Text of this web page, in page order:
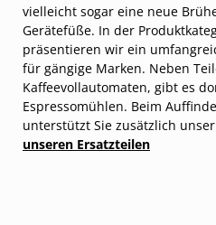
vielleicht sogar eine neue
Gerätefüße. In der
präsentieren wir ein
für gängige Marken. Neben
Kaffeevollautomaten, gibt es
Espressomühlen. Beim
unterstützt Sie zusätzlich
unseren Ersatzteilen